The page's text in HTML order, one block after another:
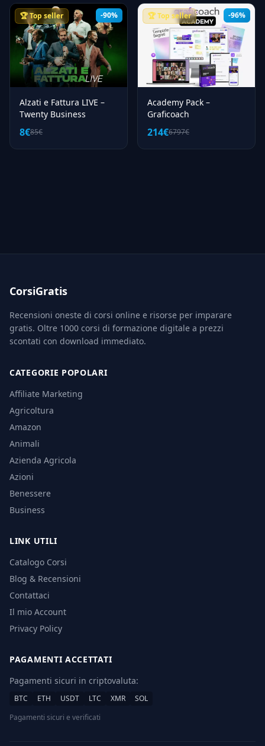
-90%
🏆 Top seller
Alzati e Fattura LIVE –
Twenty Business
8€85€
-96%
🏆 Top seller
Academy Pack –
Graficoach
214€6797€
CorsiGratis
Recensioni oneste di corsi online e risorse per imparare
gratis. Oltre 1000 corsi di formazione digitale a prezzi
scontati con download immediato.
CATEGORIE POPOLARI
Affiliate Marketing
Agricoltura
Amazon
Animali
Azienda Agricola
Azioni
Benessere
Business
LINK UTILI
Catalogo Corsi
Blog & Recensioni
Contattaci
Il mio Account
Privacy Policy
PAGAMENTI ACCETTATI
Pagamenti sicuri in criptovaluta:
BTC ETH USDT LTC XMR
SOL
Pagamenti sicuri e verificati